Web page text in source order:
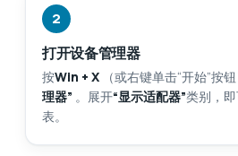
2
打开设备管理器
按Win + X （或右键单击“开始”按
理器” 。展开“显示适配器”类别，
表。